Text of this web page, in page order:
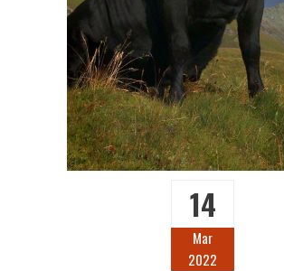
14
Mar
2022